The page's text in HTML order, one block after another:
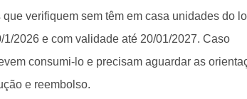
verifiquem sem têm em casa unidades do
1/2026 e com validade até 20/01/2027. Caso
consumi-lo e precisam aguardar as
e reembolso.